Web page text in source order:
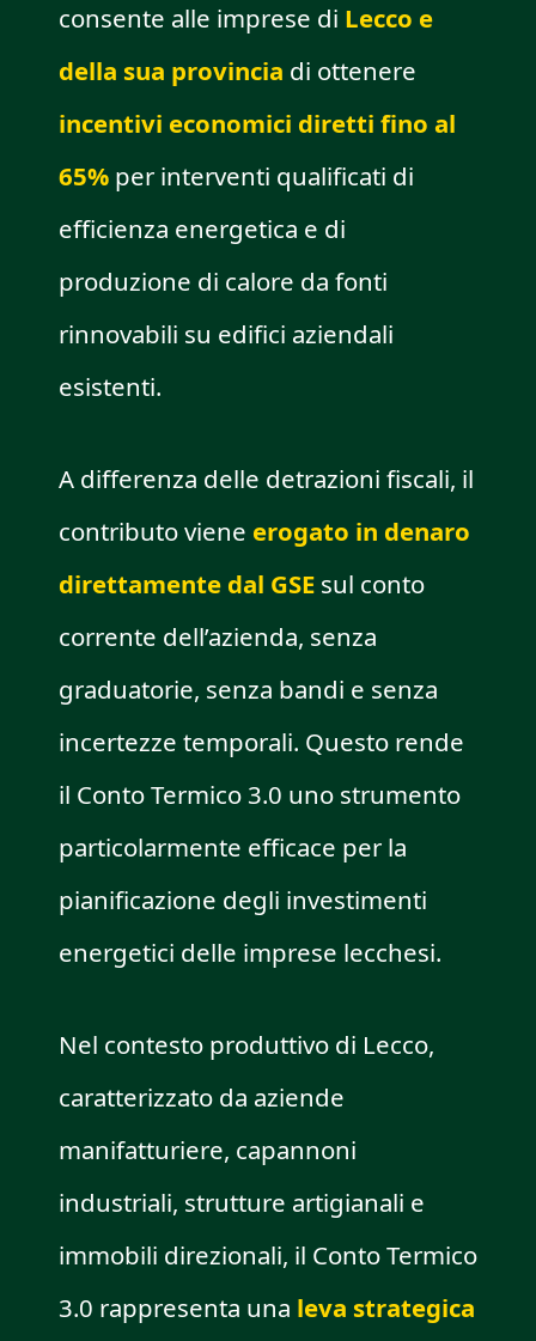
consente alle imprese di Lecco e
della sua provincia di ottenere
incentivi economici diretti fino al
65%per interventi qualificati di
efficienza energetica e di
produzione di calore da fonti
rinnovabili su edifici aziendali
esistenti.
A differenza delle detrazioni fiscali, il
contributo viene erogato in denaro
direttamente dal GSEsul conto
corrente dell’azienda, senza
graduatorie, senza bandi e senza
incertezze temporali. Questo rende
il Conto Termico 3.0 uno strumento
particolarmente efficace per la
pianificazione degli investimenti
energetici delle imprese lecchesi.
Nel contesto produttivo di Lecco,
caratterizzato da aziende
manifatturiere, capannoni
industriali, strutture artigianali e
immobili direzionali, il Conto Termico
3.0 rappresenta una leva strategica